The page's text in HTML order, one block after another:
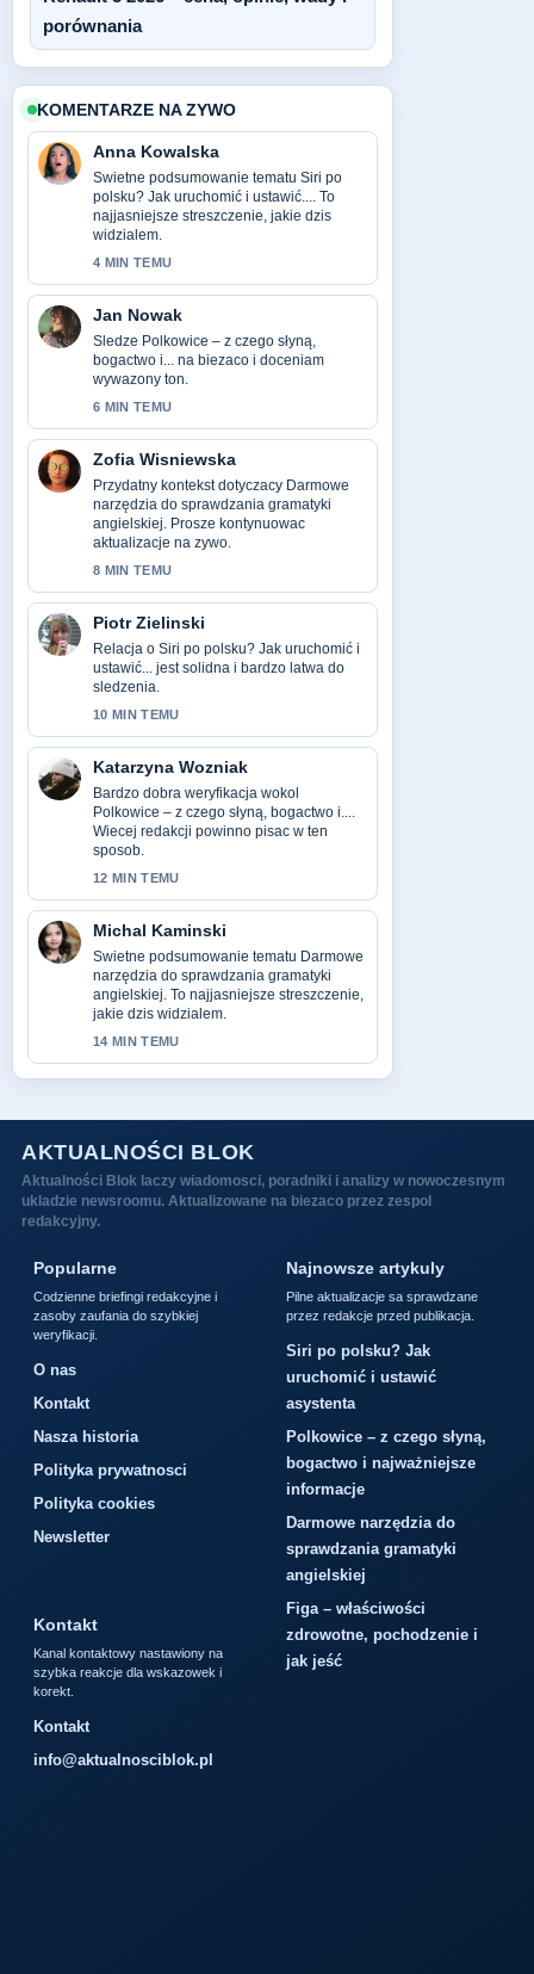
porównania
KOMENTARZE NA ZYWO
Anna Kowalska
Swietne podsumowanie tematu Siri po
polsku? Jak uruchomić i ustawić.... To
najjasniejsze streszczenie, jakie dzis
widzialem.
4 MIN TEMU
Jan Nowak
Sledze Polkowice – z czego słyną,
bogactwo i... na biezaco i doceniam
wywazony ton.
6 MIN TEMU
Zofia Wisniewska
Przydatny kontekst dotyczacy Darmowe
narzędzia do sprawdzania gramatyki
angielskiej. Prosze kontynuowac
aktualizacje na zywo.
8 MIN TEMU
Piotr Zielinski
Relacja o Siri po polsku? Jak uruchomić i
ustawić... jest solidna i bardzo latwa do
sledzenia.
10 MIN TEMU
Katarzyna Wozniak
Bardzo dobra weryfikacja wokol
Polkowice – z czego słyną, bogactwo i....
Wiecej redakcji powinno pisac w ten
sposob.
12 MIN TEMU
Michal Kaminski
Swietne podsumowanie tematu Darmowe
narzędzia do sprawdzania gramatyki
angielskiej. To najjasniejsze streszczenie,
jakie dzis widzialem.
14 MIN TEMU
AKTUALNOŚCI BLOK
Aktualności Blok laczy wiadomosci, poradniki i analizy w nowoczesnym
ukladzie newsroomu. Aktualizowane na biezaco przez zespol
redakcyjny.
Popularne
Codzienne briefingi redakcyjne i
zasoby zaufania do szybkiej
weryfikacji.
O nas
Kontakt
Nasza historia
Polityka prywatnosci
Polityka cookies
Newsletter
Najnowsze artykuly
Pilne aktualizacje sa sprawdzane
przez redakcje przed publikacja.
Siri po polsku? Jak
uruchomić i ustawić
asystenta
Polkowice – z czego słyną,
bogactwo i najważniejsze
informacje
Darmowe narzędzia do
sprawdzania gramatyki
angielskiej
Figa – właściwości
zdrowotne, pochodzenie i
jak jeść
Kontakt
Kanal kontaktowy nastawiony na
szybka reakcje dla wskazowek i
korekt.
Kontakt
info@aktualnosciblok.pl